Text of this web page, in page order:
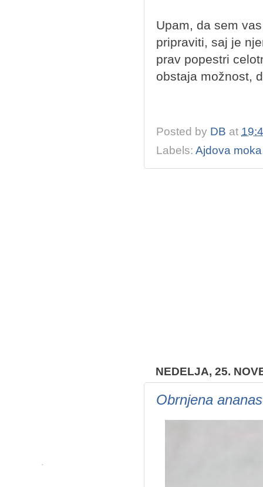
Upam, da sem
pripraviti, saj je
prav popestri
obstaja možnost,
Posted by DB at
Labels: Ajdova moka
NEDELJA, 25.
Obrnjena